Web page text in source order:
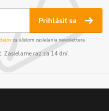
Prihlásiť sa
za účelom zasielania newslettera.
Zasielame raz za 14 dní.